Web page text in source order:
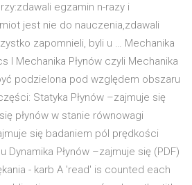
egzamin n-razy i
jest nie do nauczenia,zdawali
zapomnieli, byli u … Mechanika
I Mechanika Płynów czyli Mechanika
podzielona pod względem obszaru
Statyka Płynów –zajmuje się
płynów w stanie równowagi
się badaniem pól prędkości
Dynamika Płynów –zajmuje się (PDF)
- karb A 'read' is counted each